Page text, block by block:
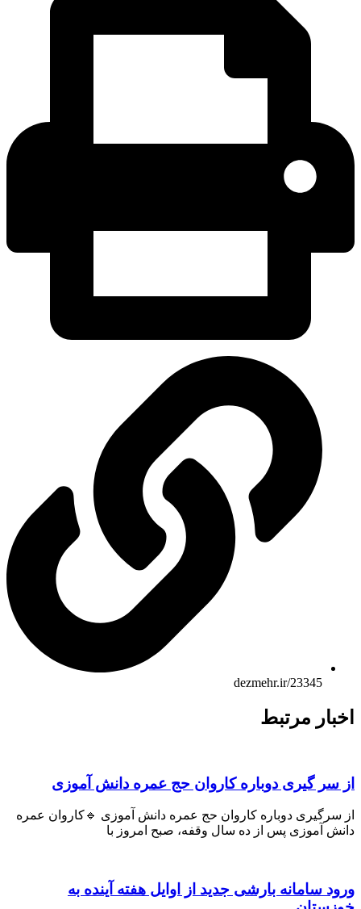
dezmehr.ir/23345
مرتبط
سر گیری دوباره کاروان حج عمره دانش آموزی
سرگیری دوباره کاروان حج عمره دانش آموزی 🔹کاروان عمره
آموزی پس از ده سال وقفه، صبح امروز با
سامانه بارشی جدید از اوایل هفته آینده به